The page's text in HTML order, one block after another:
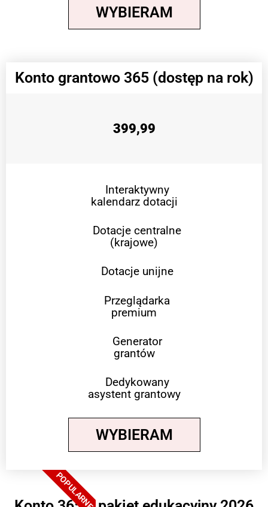
WYBIERAM
Konto grantowo 365 (dostęp na rok)
399,99
Interaktywny
kalendarz dotacji
Dotacje centralne
(krajowe)
Dotacje unijne
Przeglądarka
premium
Generator
grantów
Dedykowany
asystent grantowy
WYBIERAM
POPULARNE